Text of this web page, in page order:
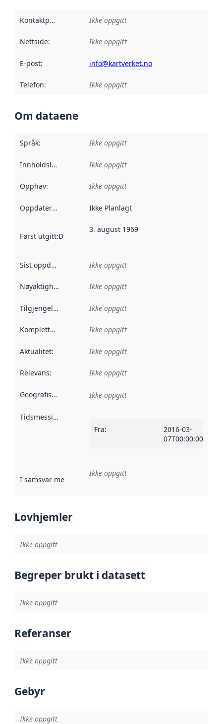
Kontaktpunkt Ikke oppgitt
Nettside: Ikke oppgitt
E-post: info@kartverket.no
Telefon: Ikke oppgitt
Om dataene
Språk: Ikke oppgitt
Innholdsleverandører :
Ikke oppgitt
Opphav: Ikke oppgitt
Oppdateringsfrekvens :
Ikke Planlagt
Først utgitt:Denne datoen sier når dataene i dette
3. august 1969
Sist oppdatert Ikke oppgitt
Nøyaktighet Ikke oppgitt
Tilgjengelighet Ikke oppgitt
Kompletthet Ikke oppgitt
Aktualitet: Ikke oppgitt
Relevans: Ikke oppgitt
Geografisk avgrensning :
Ikke oppgitt
Tidsmessig avgrensning
Fra:
2016-03-
07T00:00:00Z
I samsvar med Referanse til en implementasjonsregel
Ikke oppgitt
Lovhjemler
Ikke oppgitt
Begreper brukt i datasett
Ikke oppgitt
Referanser
Ikke oppgitt
Gebyr
Ikke oppgitt